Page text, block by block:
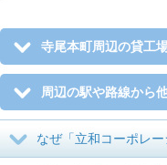
寺尾本町周辺の貸工
周辺の駅や路線から
なぜ「立和コーポレ